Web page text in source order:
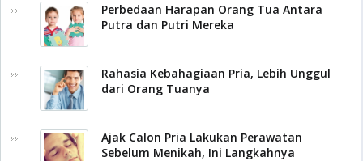
Perbedaan Harapan Orang Tua Antara
Putra dan Putri Mereka
Rahasia Kebahagiaan Pria, Lebih Unggul
dari Orang Tuanya
Ajak Calon Pria Lakukan Perawatan
Sebelum Menikah, Ini Langkahnya